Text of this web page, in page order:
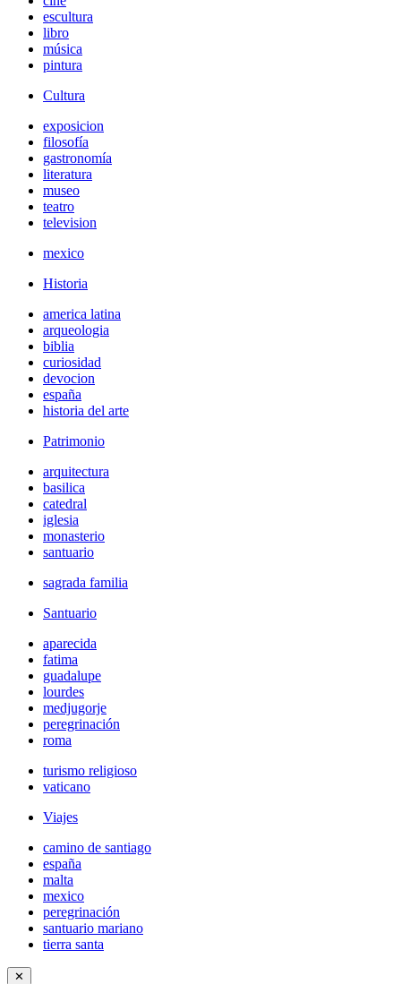
escultura
libro
música
pintura
Cultura
exposicion
filosofía
gastronomía
literatura
museo
teatro
television
mexico
Historia
america latina
arqueologia
biblia
curiosidad
devocion
españa
historia del arte
Patrimonio
arquitectura
basilica
catedral
iglesia
monasterio
santuario
sagrada familia
Santuario
aparecida
fatima
guadalupe
lourdes
medjugorje
peregrinación
roma
turismo religioso
vaticano
Viajes
camino de santiago
españa
malta
mexico
peregrinación
santuario mariano
tierra santa
✕